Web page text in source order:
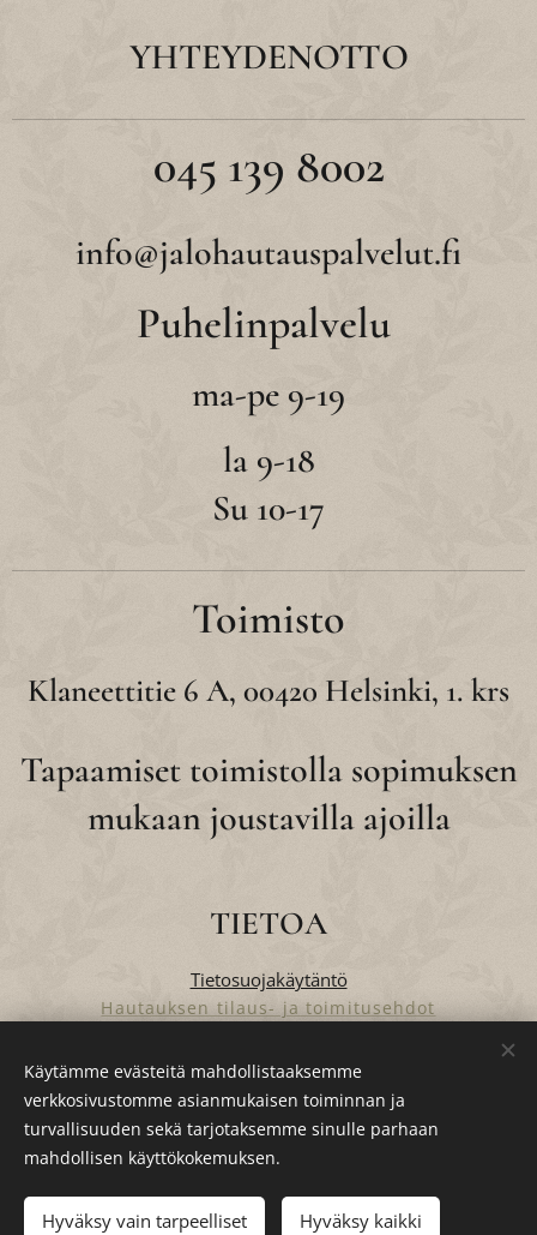
Lisää ostoskoriin
YHTEYDENOTTO
045 139 8002
info@jalohautauspalvelut.fi
Puhelinpalvelu
ma-pe 9-19
la 9-18
Su 10-17
Toimisto
Klaneettitie 6 A, 00420 Helsinki, 1. krs
Tapaamiset toimistolla sopimuksen
mukaan joustavilla ajoilla
TIETOA
Tietosuojakäytäntö
Hautauksen tilaus- ja toimitusehdot
Evästeet
Käytämme evästeitä mahdollistaaksemme
verkkosivustomme asianmukaisen toiminnan ja
turvallisuuden sekä tarjotaksemme sinulle parhaan
mahdollisen käyttökokemuksen.
Hyväksy vain tarpeelliset Hyväksy kaikki